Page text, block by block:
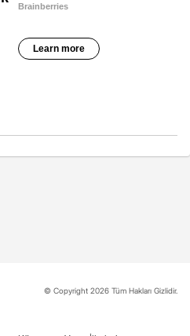
© Copyright 2026 Tüm Hakları Gizlidir.